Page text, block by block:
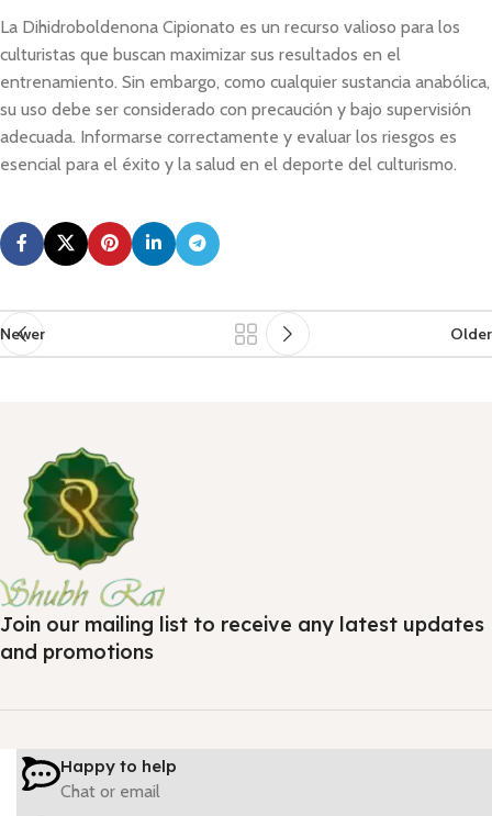
La Dihidroboldenona Cipionato es un recurso valioso para los
culturistas que buscan maximizar sus resultados en el
entrenamiento. Sin embargo, como cualquier sustancia anabólica,
su uso debe ser considerado con precaución y bajo supervisión
adecuada. Informarse correctamente y evaluar los riesgos es
esencial para el éxito y la salud en el deporte del culturismo.
Newer Older
Join our mailing list to receive any latest updates
and promotions
Happy to help
Chat or email